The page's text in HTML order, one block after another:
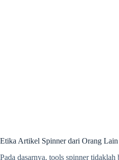
Etika Artikel Spinner dari Orang Lain
Pada dasarnya, tools spinner